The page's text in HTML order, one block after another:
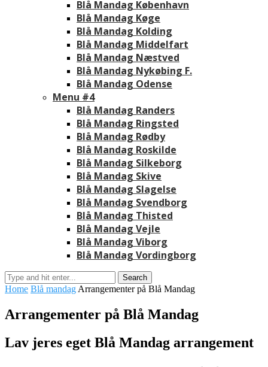
Blå Mandag København
Blå Mandag Køge
Blå Mandag Kolding
Blå Mandag Middelfart
Blå Mandag Næstved
Blå Mandag Nykøbing F.
Blå Mandag Odense
Menu #4
Blå Mandag Randers
Blå Mandag Ringsted
Blå Mandag Rødby
Blå Mandag Roskilde
Blå Mandag Silkeborg
Blå Mandag Skive
Blå Mandag Slagelse
Blå Mandag Svendborg
Blå Mandag Thisted
Blå Mandag Vejle
Blå Mandag Viborg
Blå Mandag Vordingborg
Home Blå mandag Arrangementer på Blå Mandag
Arrangementer på Blå Mandag
Lav jeres eget Blå Mandag arrangement